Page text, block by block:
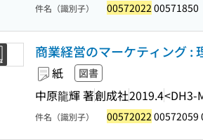
件名（識別子） 00572022 00571850
商業経営のマーケティング :
紙 図書
中原龍輝 著創成社2019.4<DH3-
件名（識別子） 00572022 00572059